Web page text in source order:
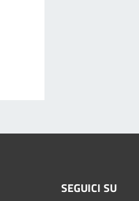
SEGUICI SU